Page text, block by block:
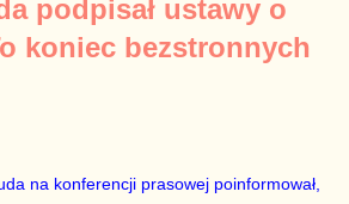
stanowiska w spółkach Skarbu
to, że partia PiS obsadziła zarządy
profesjonalistów na kadry partyjne.
zdarzyć, a polegającym na tym, że
wpłaca na partię polityczną, a następnie
podpisał ustawy o
koniec bezstronnych
na konferencji prasowej poinformował,